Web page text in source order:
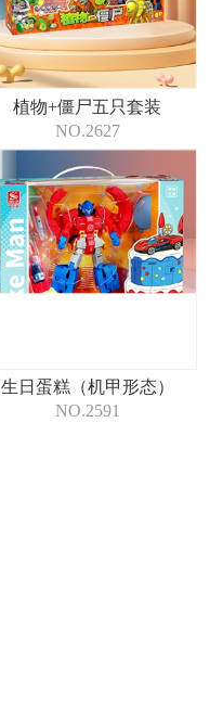
植物+僵尸五只套装
NO.2627
生日蛋糕（机甲形态）
NO.2591